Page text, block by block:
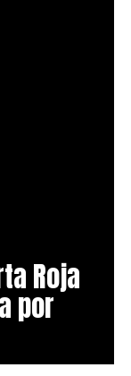
Roja
por